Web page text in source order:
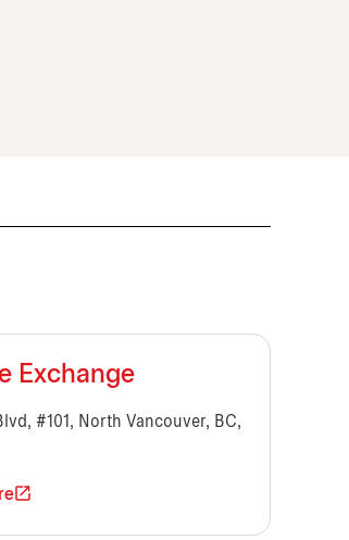
Exchange
#101, North Vancouver, BC,